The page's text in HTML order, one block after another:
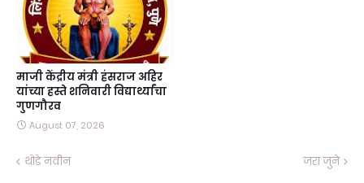
माजी केंद्रीय मंत्री हंसराज अहिर
यांच्या हस्ते शनिवारी विद्यार्थ्यांचा
गुणगौरव
August 07, 2026
थोडे नवीन जरा जुने